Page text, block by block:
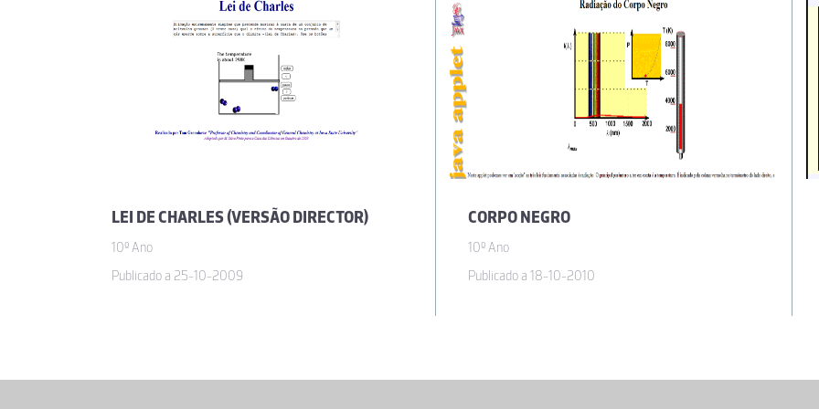
LEI DE CHARLES (VERSÃO DIRECTOR)
10º Ano
Publicado a 25-10-2009
CORPO NEGRO
10º Ano
Publicado a 18-10-2010